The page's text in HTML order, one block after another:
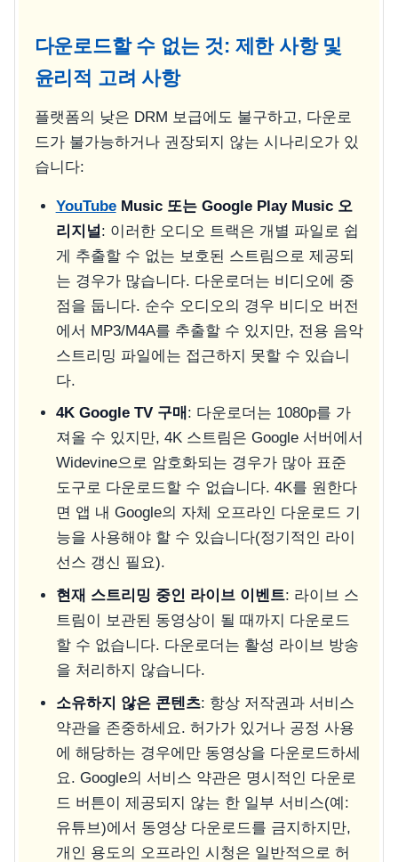
다운로드할 수 없는 것: 제한 사항 및
윤리적 고려 사항
플랫폼의 낮은 DRM 보급에도 불구하고, 다운로
드가 불가능하거나 권장되지 않는 시나리오가 있
습니다:
YouTubeMusic 또는 Google Play Music 오
리지널 : 이러한 오디오 트랙은 개별 파일로 쉽
게 추출할 수 없는 보호된 스트림으로 제공되
는 경우가 많습니다. 다운로더는 비디오에 중
점을 둡니다. 순수 오디오의 경우 비디오 버전
에서 MP3/M4A를 추출할 수 있지만, 전용 음악
스트리밍 파일에는 접근하지 못할 수 있습니
다.
4K Google TV 구매 : 다운로더는 1080p를 가
져올 수 있지만, 4K 스트림은 Google 서버에서
Widevine으로 암호화되는 경우가 많아 표준
도구로 다운로드할 수 없습니다. 4K를 원한다
면 앱 내 Google의 자체 오프라인 다운로드 기
능을 사용해야 할 수 있습니다(정기적인 라이
선스 갱신 필요).
현재 스트리밍 중인 라이브 이벤트: 라이브 스
트림이 보관된 동영상이 될 때까지 다운로드
할 수 없습니다. 다운로더는 활성 라이브 방송
을 처리하지 않습니다.
소유하지 않은 콘텐츠: 항상 저작권과 서비스
약관을 존중하세요. 허가가 있거나 공정 사용
에 해당하는 경우에만 동영상을 다운로드하세
요. Google의 서비스 약관은 명시적인 다운로
드 버튼이 제공되지 않는 한 일부 서비스(예:
유튜브)에서 동영상 다운로드를 금지하지만,
개인 용도의 오프라인 시청은 일반적으로 허